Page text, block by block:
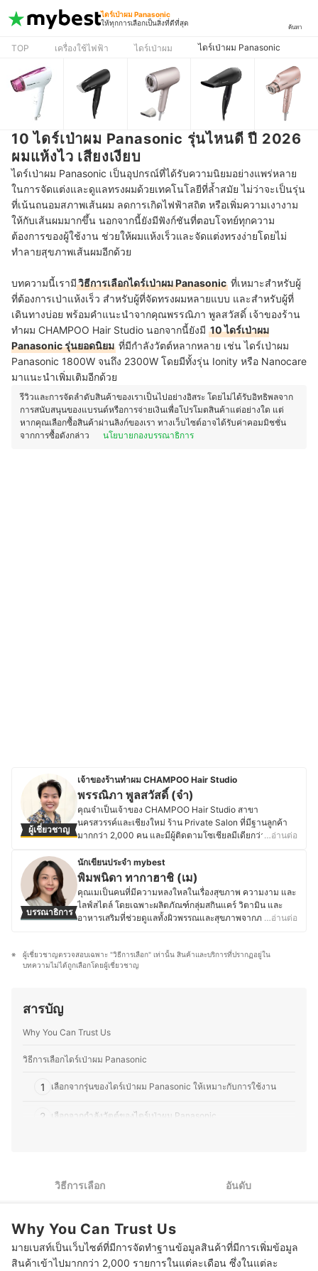
ไดร์เป่าผม Panasonic
ให้ทุกการเลือกเป็นสิ่งที่ดีที่สุด
ค้นหา
TOP เครื่องใช้ไฟฟ้า ไดร์เป่าผม ไดร์เป่าผม Panasonic
10 ไดร์เป่าผม Panasonic รุ่นไหนดี ปี 2026
ผมแห้งไว เสียงเงียบ
ไดร์เป่าผม Panasonic เป็นอุปกรณ์ที่ได้รับความนิยมอย่างแพร่หลาย
ในการจัดแต่งและดูแลทรงผมด้วยเทคโนโลยีที่ล้ำสมัย ไม่ว่าจะเป็นรุ่น
ที่เน้นถนอมสภาพเส้นผม ลดการเกิดไฟฟ้าสถิต หรือเพิ่มความเงางาม
ให้กับเส้นผมมากขึ้น นอกจากนี้ยังมีฟังก์ชันที่ตอบโจทย์ทุกความ
ต้องการของผู้ใช้งาน ช่วยให้ผมแห้งเร็วและจัดแต่งทรงง่ายโดยไม่
ทำลายสุขภาพเส้นผมอีกด้วย
บทความนี้เรามีวิธีการเลือกไดร์เป่าผม Panasonic ที่เหมาะสำหรับผู้
ที่ต้องการเป่าแห้งเร็ว สำหรับผู้ที่จัดทรงผมหลายแบบ และสำหรับผู้ที่
เดินทางบ่อย พร้อมคำแนะนำจากคุณพรรณิภา พูลสวัสดิ์ เจ้าของร้าน
ทำผม CHAMPOO Hair Studio นอกจากนี้ยังมี 10 ไดร์เป่าผม
Panasonic รุ่นยอดนิยม ที่มีกำลังวัตต์หลากหลาย เช่น ไดร์เป่าผม
Panasonic 1800W จนถึง 2300W โดยมีทั้งรุ่น Ionity หรือ Nanocare
มาแนะนำเพิ่มเติมอีกด้วย
รีวิวและการจัดลำดับสินค้าของเราเป็นไปอย่างอิสระ โดยไม่ได้รับอิทธิพลจาก
การสนับสนุนของแบรนด์หรือการจ่ายเงินเพื่อโปรโมตสินค้าแต่อย่างใด แต่
หากคุณเลือกซื้อสินค้าผ่านลิงก์ของเรา ทางเว็บไซต์อาจได้รับค่าคอมมิชชั่น
จากการซื้อดังกล่าว
นโยบายกองบรรณาธิการ
ผู้เชี่ยวชาญ
เจ้าของร้านทำผม CHAMPOO Hair Studio
พรรณิภา พูลสวัสดิ์ (จ๋า)
คุณจ๋าเป็นเจ้าของ CHAMPOO Hair Studio สาขา
นครสวรรค์และเชียงใหม่ ร้าน Private Salon ที่มีฐานลูกค้า
มากกว่า 2,000 คน และมีผู้ติดตามโซเชียลมีเดียกว่า 6,000
การคัดเลือกผลิตภัณฑ์ และการตลาดของร้านทั้งหมด โดยคุณ
จ๋าเริ่มต้นจากการช่วยบริหารร้านของครอบครัว ก่อนจะพัฒนา
ทักษะด้านการทำผมและสร้างแบรนด์ของตัวเอง จนประสบ
ความสำเร็จในการเปิดร้านสาขาแรกและขยายธุรกิจสู่
เชียงใหม่ ซึ่งคุณจ๋าใส่ใจในการคัดสรรผลิตภัณฑ์ เช่น ยาย้อม
ผม แชมพู แว็กซ์สีผม และครีมบำรุงผม รวมถึงอัปเดตเทรนด์
บริการที่มีคุณภาพ เหมาะสมกับบุคลิกภาพและสุขภาพเส้นผม
มากที่สุด
…อ่านต่อ
บรรณาธิการ
นักเขียนประจำ mybest
พิมพนิดา ทากาฮาชิ (เม)
คุณเมเป็นคนที่มีความหลงใหลในเรื่องสุขภาพ ความงาม และ
ไลฟ์สไตล์ โดยเฉพาะผลิตภัณฑ์กลุ่มสกินแคร์ วิตามิน และ
อาหารเสริมที่ช่วยดูแลทั้งผิวพรรณและสุขภาพจากภายใน
บ้านที่ช่วยอำนวยความสะดวกและมีประสิทธิภาพในการ
ทำความสะอาด เพื่อให้การใช้ชีวิตประจำวันง่ายและสะดวก
ความต้องการของตนเอง
…อ่านต่อ
ผู้เชี่ยวชาญตรวจสอบเฉพาะ "วิธีการเลือก" เท่านั้น สินค้าและบริการที่ปรากฏอยู่ใน
บทความไม่ได้ถูกเลือกโดยผู้เชี่ยวชาญ
สารบัญ
Why You Can Trust Us
วิธีการเลือกไดร์เป่าผม Panasonic
1 เลือกจากรุ่นของไดร์เป่าผม Panasonic ให้เหมาะกับการใช้งาน
2 เลือกจากกำลังวัตต์ของไดร์เป่าผม Panasonic
10 ไดร์เป่าผม Panasonic รุ่นไหนดี ผมแห้งไว เสียงเงียบ
ไดร์เป่าผม Panasonic ควรเป่าใกล้ศีรษะแค่ไหนถึงจะปลอดภัย
ถ้าไดร์เป่าผม Panasonic มีกลิ่นไหม้ควรทำอย่างไร
วิธีการเลือก อันดับ
Why You Can Trust Us
มายเบสท์เป็นเว็บไซต์ที่มีการจัดทำฐานข้อมูลสินค้าที่มีการเพิ่มข้อมูล
สินค้าเข้าไปมากกว่า 2,000 รายการในแต่ละเดือน ซึ่งในแต่ละ